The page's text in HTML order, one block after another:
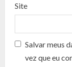
Site
Salvar meus
vez que eu